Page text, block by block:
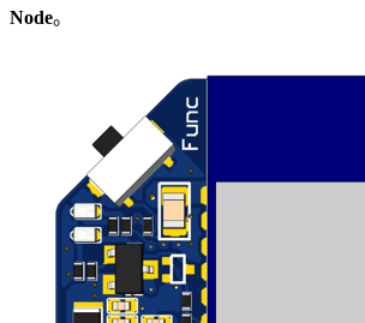
Node。